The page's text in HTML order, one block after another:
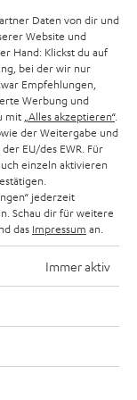
Das auf unseren
Daten von dir und
Website und
Hand: Klickst du auf
bei der wir nur
Empfehlungen,
Werbung und
mit „Alles akzeptieren“.
der Weitergabe und
EU/des EWR. Für
einzeln aktivieren
jederzeit
Schau dir für weitere
das Impressum an.
Immer aktiv